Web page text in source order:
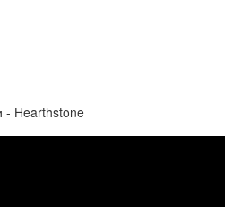
Hearthstone